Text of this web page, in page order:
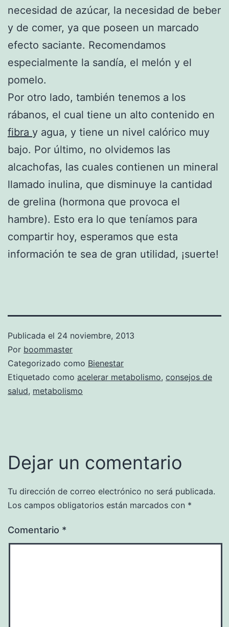
necesidad de azúcar, la necesidad de beber
y de comer, ya que poseen un marcado
efecto saciante. Recomendamos
especialmente la sandía, el melón y el
pomelo.
Por otro lado, también tenemos a los
rábanos, el cual tiene un alto contenido en
fibra y agua, y tiene un nivel calórico muy
bajo. Por último, no olvidemos las
alcachofas, las cuales contienen un mineral
llamado inulina, que disminuye la cantidad
de grelina (hormona que provoca el
hambre). Esto era lo que teníamos para
compartir hoy, esperamos que esta
información te sea de gran utilidad, ¡suerte!
Publicada el 24 noviembre, 2013
Por boommaster
Categorizado como Bienestar
Etiquetado como acelerar metabolismo, consejos de
salud, metabolismo
Dejar un comentario
Tu dirección de correo electrónico no será publicada.
Los campos obligatorios están marcados con *
Comentario *